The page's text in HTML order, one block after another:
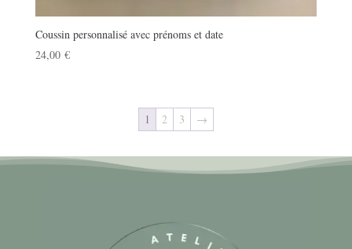
Coussin personnalisé avec prénoms et date
24,00 €
1 2 3 →